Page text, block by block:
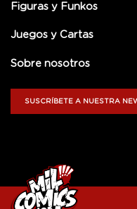
Figuras y Funkos
Juegos y Cartas
Sobre nosotros
SUSCRÍBETE A NUESTRA